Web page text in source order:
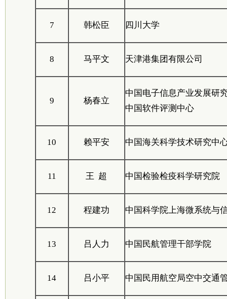
7 韩松臣 四川大学
8 马平文 天津港集团有限公司
9 杨春立
中国电子信息产业发展研
中国软件评测中心
10 赖平安 中国海关科学技术研究中
11 王 超 中国检验检疫科学研究院
12 程建功 中国科学院上海微系统与
13 吕人力 中国民航管理干部学院
14 吕小平 中国民用航空局空中交通